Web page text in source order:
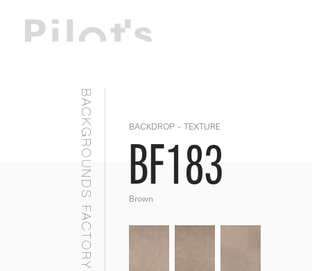
BACKGROUNDS FACTORY BACKDROP - TEXTURE
BF183
Brown